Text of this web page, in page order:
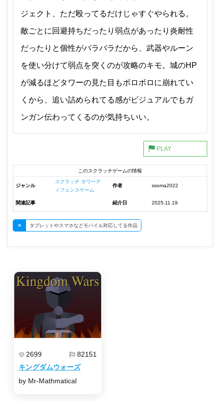
ジェクト、ただ殴ってるだけじゃすぐやられる。
敵ごとに回避持ちだったり弱点があったり炎耐性
だったりと個性がバラバラだから、武器やルーン
を使い分けて弱点を突くのが攻略のキモ。城のHP
が減るほどタワーの見た目もボロボロに崩れてい
くから、追い詰められてる感がビジュアルでもガ
ンガン伝わってくるのが気持ちいい。
このスクラッチゲームの情報
ジャンル
スクラッチ タワーデ
ィフェンスゲーム
作者 ssoma2022
関連記事 紹介日 2025.11.19
# タブレットやスマホなどモバイル対応してる作品
2699 82151
キングダムウォーズ
by Mr-Mathmatical